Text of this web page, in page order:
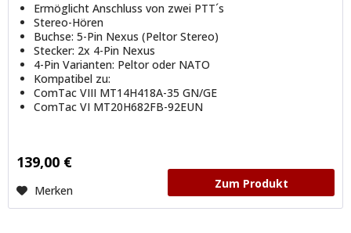
Ermöglicht Anschluss von zwei PTT´s
Stereo-Hören
Buchse: 5-Pin Nexus (Peltor Stereo)
Stecker: 2x 4-Pin Nexus
4-Pin Varianten: Peltor oder NATO
Kompatibel zu:
ComTac VIII MT14H418A-35 GN/GE
ComTac VI MT20H682FB-92EUN
139,00 €
Merken Zum Produkt